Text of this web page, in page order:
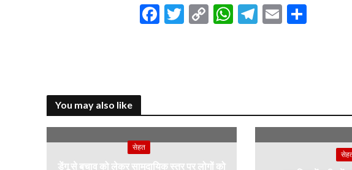
F
o
k
T C
n
k
W
p
p
T
m
E
You may also like
सेहत
डेंगू से बचाव को लेकर सामुदायिक स्तर पर लोगों को